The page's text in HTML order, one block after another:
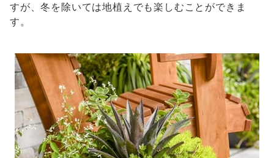
すが、冬を除いては地植えでも楽しむことができま
す。